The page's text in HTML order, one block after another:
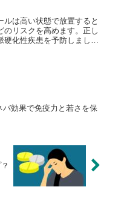
ルは高い状態で放置すると
のリスクを高めます。正し
硬化性疾患を予防しましょ
バ効果で免疫力と若さを保